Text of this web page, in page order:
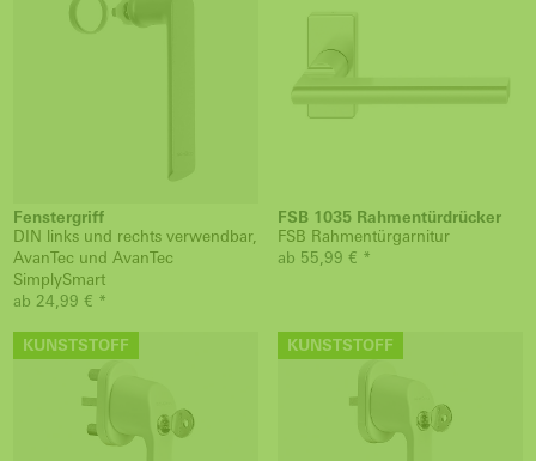
Fenstergriff
DIN links und rechts verwendbar,
AvanTec und AvanTec
SimplySmart
ab 24,99 € *
FSB 1035 Rahmentürdrücker
FSB Rahmentürgarnitur
ab 55,99 € *
KUNSTSTOFF KUNSTSTOFF